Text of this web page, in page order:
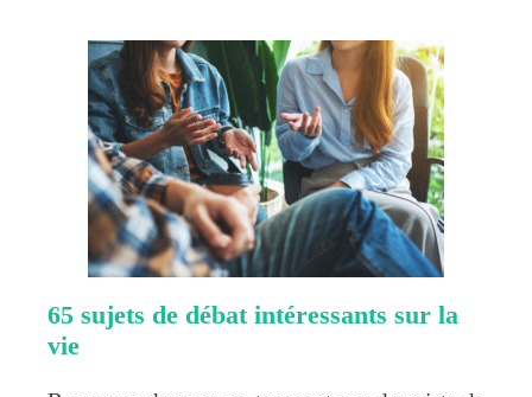
65 sujets de débat intéressants sur la
vie